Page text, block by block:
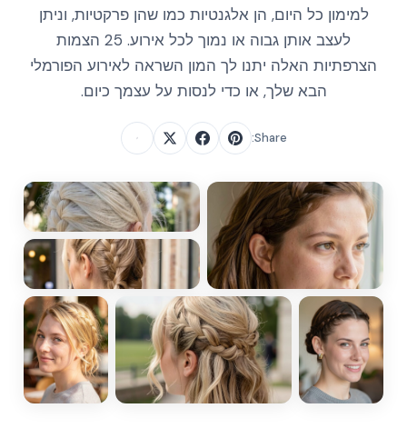
למימון כל היום, הן אלגנטיות כמו שהן פרקטיות, וניתן
לעצב אותן גבוה או נמוך לכל אירוע. 25 הצמות
הצרפתיות האלה יתנו לך המון השראה לאירוע הפורמלי
הבא שלך, או כדי לנסות על עצמך כיום.
Share: